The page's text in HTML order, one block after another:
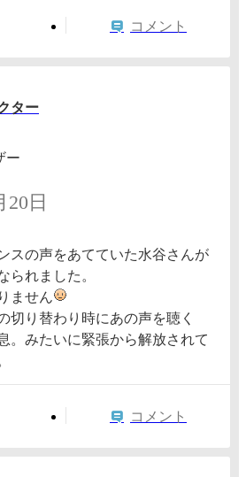
コメント
ター
ー
20日
スの声をあてていた水谷さんが
られました。
ません
切り替わり時にあの声を聴く
。みたいに緊張から解放されて
コメント